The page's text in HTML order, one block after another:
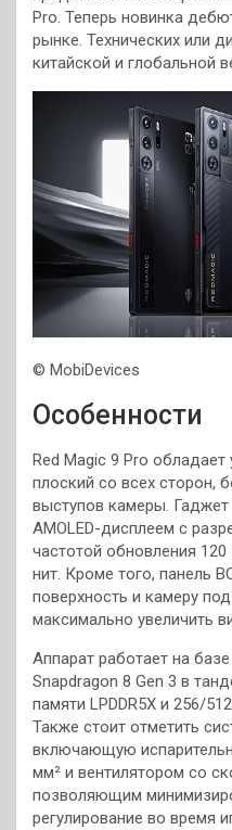
Pro. Теперь новинка
рынке. Технических или
китайской и глобальной
© MobiDevices
Особенности
Red Magic 9 Pro
плоский со всех сторон,
выступов камеры.
AMOLED-дисплеем с
частотой обновления 120
нит. Кроме того, панель
поверхность и камеру
максимально увеличить
Аппарат работает на
Snapdragon 8 Gen 3 в
памяти LPDDR5X и 256/
Также стоит отметить
включающую
мм² и вентилятором со
позволяющим
регулирование во время